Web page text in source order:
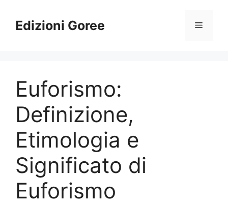
contenuto
Edizioni Goree Menu
Euforismo:
Definizione,
Etimologia e
Significato di
Euforismo